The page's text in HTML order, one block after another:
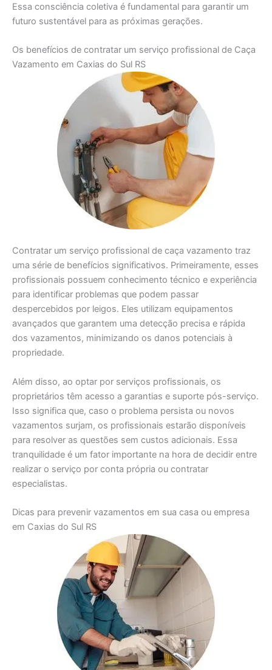
Essa consciência coletiva é fundamental para garantir um
futuro sustentável para as próximas gerações.
Os benefícios de contratar um serviço profissional de Caça
Vazamento em Caxias do Sul RS
Contratar um serviço profissional de caça vazamento traz
uma série de benefícios significativos. Primeiramente, esses
profissionais possuem conhecimento técnico e experiência
para identificar problemas que podem passar
despercebidos por leigos. Eles utilizam equipamentos
avançados que garantem uma detecção precisa e rápida
dos vazamentos, minimizando os danos potenciais à
propriedade.
Além disso, ao optar por serviços profissionais, os
proprietários têm acesso a garantias e suporte pós-serviço.
Isso significa que, caso o problema persista ou novos
vazamentos surjam, os profissionais estarão disponíveis
para resolver as questões sem custos adicionais. Essa
tranquilidade é um fator importante na hora de decidir entre
realizar o serviço por conta própria ou contratar
especialistas.
Dicas para prevenir vazamentos em sua casa ou empresa
em Caxias do Sul RS